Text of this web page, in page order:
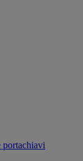
portachiavi